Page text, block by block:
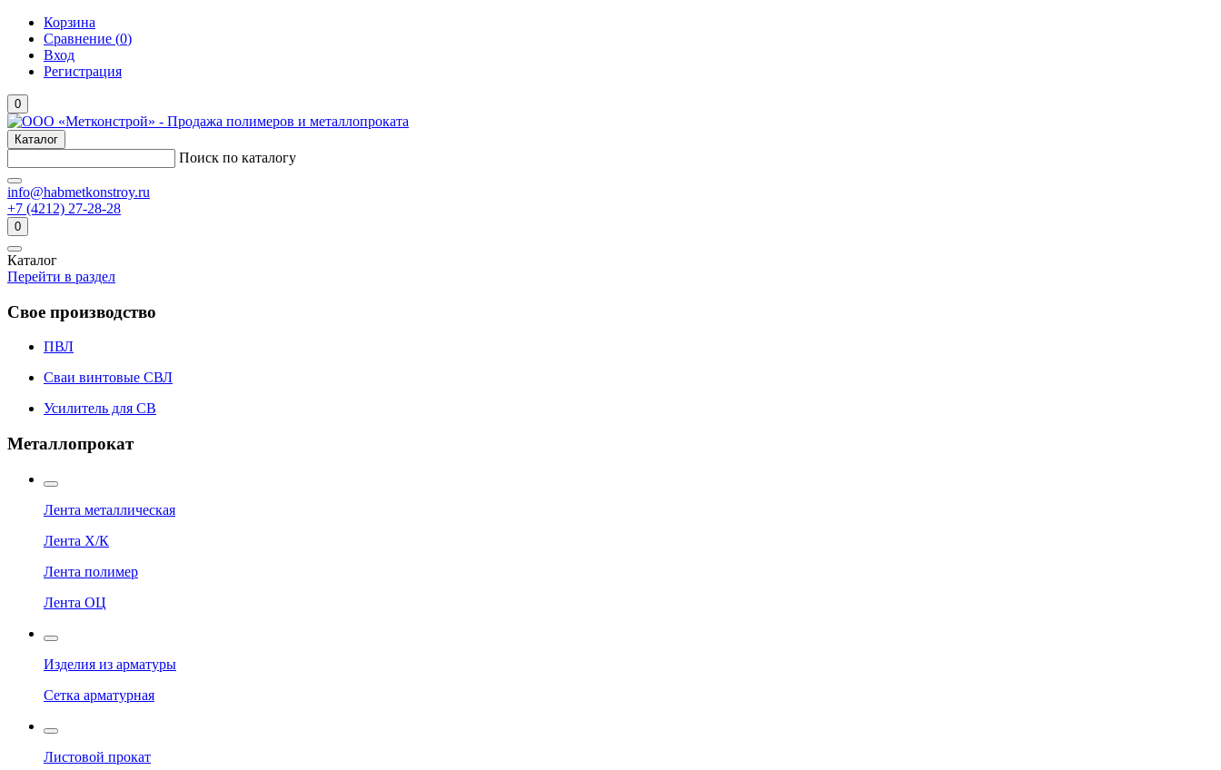
Корзина
Сравнение (0)
Вход
Регистрация
0
Каталог
Поиск по каталогу
info@habmetkonstroy.ru
+7 (4212) 27-28-28
0
Каталог
Перейти в раздел
Свое производство
ПВЛ
Сваи винтовые СВЛ
Усилитель для СВ
Металлопрокат
Лента металлическая
Лента Х/К
Лента полимер
Лента ОЦ
Изделия из арматуры
Сетка арматурная
Листовой прокат